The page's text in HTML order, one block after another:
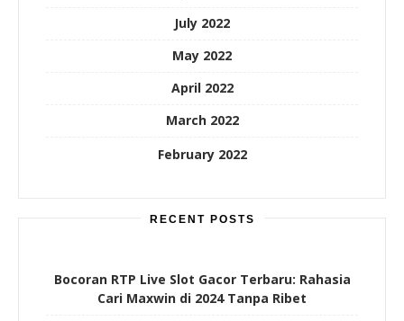
July 2022
May 2022
April 2022
March 2022
February 2022
RECENT POSTS
Bocoran RTP Live Slot Gacor Terbaru: Rahasia
Cari Maxwin di 2024 Tanpa Ribet